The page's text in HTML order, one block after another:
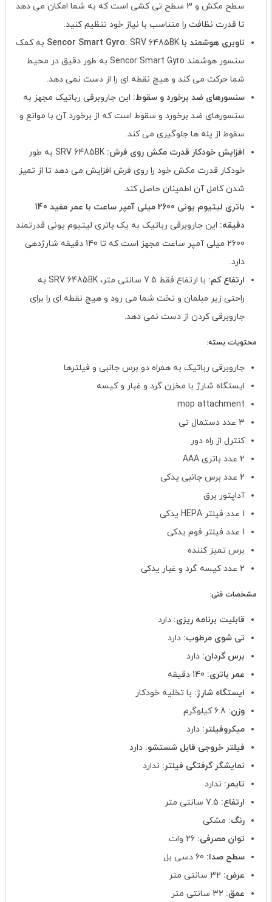
سطح مکش و 3 سطح تی کشی است که به شما امکان می دهد
تا قدرت نظافت را متناسب با نیاز خود تنظیم کنید.
ناوبری هوشمند با Sencor Smart Gyro:
SRV 6485BK به کمک
سنسور هوشمند Sencor Smart Gyro به طور دقیق در محیط
شما حرکت می کند و هیچ نقطه ای را از دست نمی دهد.
سنسورهای ضد برخورد و سقوط: این جاروبرقی رباتیک مجهز به
سنسورهای ضد برخورد و سقوط است که از برخورد آن با موانع و
سقوط از پله ها جلوگیری می کند.
افزایش خودکار قدرت مکش روی فرش:
SRV 6485BK به طور
خودکار قدرت مکش خود را روی فرش افزایش می دهد تا از تمیز
شدن کامل آن اطمینان حاصل کند.
باتری لیتیوم یونی 2600 میلی آمپر ساعت با عمر مفید 140
دقیقه: این جاروبرقی رباتیک به یک باتری لیتیوم یونی قدرتمند
2600 میلی آمپر ساعت مجهز است که تا 140 دقیقه شارژدهی
دارد.
ارتفاع کم:
با ارتفاع فقط 7.5 سانتی متر، SRV 6485BK به
راحتی زیر مبلمان و تخت شما می رود و هیچ نقطه ای را برای
جاروبرقی کردن از دست نمی دهد.
محتویات بسته:
جاروبرقی رباتیک به همراه دو برس جانبی و فیلترها
ایستگاه شارژ با مخزن گرد و غبار و کیسه
mop attachment
3 عدد دستمال تی
کنترل از راه دور
2 عدد باتری AAA
2 عدد برس جانبی یدکی
آداپتور برق
1 عدد فیلتر HEPA یدکی
1 عدد فیلتر فوم یدکی
برس تمیز کننده
2 عدد کیسه گرد و غبار یدکی
مشخصات فنی:
قابلیت برنامه ریزی: دارد
تی شوی مرطوب: دارد
برس گردان: دارد
عمر باتری:
ایستگاه شارژ: با تخلیه خودکار
وزن:
میکروفیلتر: دارد
فیلتر خروجی قابل شستشو: دارد
نمایشگر گرفتگی فیلتر: ندارد
تایمر: ندارد
ارتفاع:
رنگ: مشکی
توان مصرفی:
سطح صدا:
عرض:
عمق: